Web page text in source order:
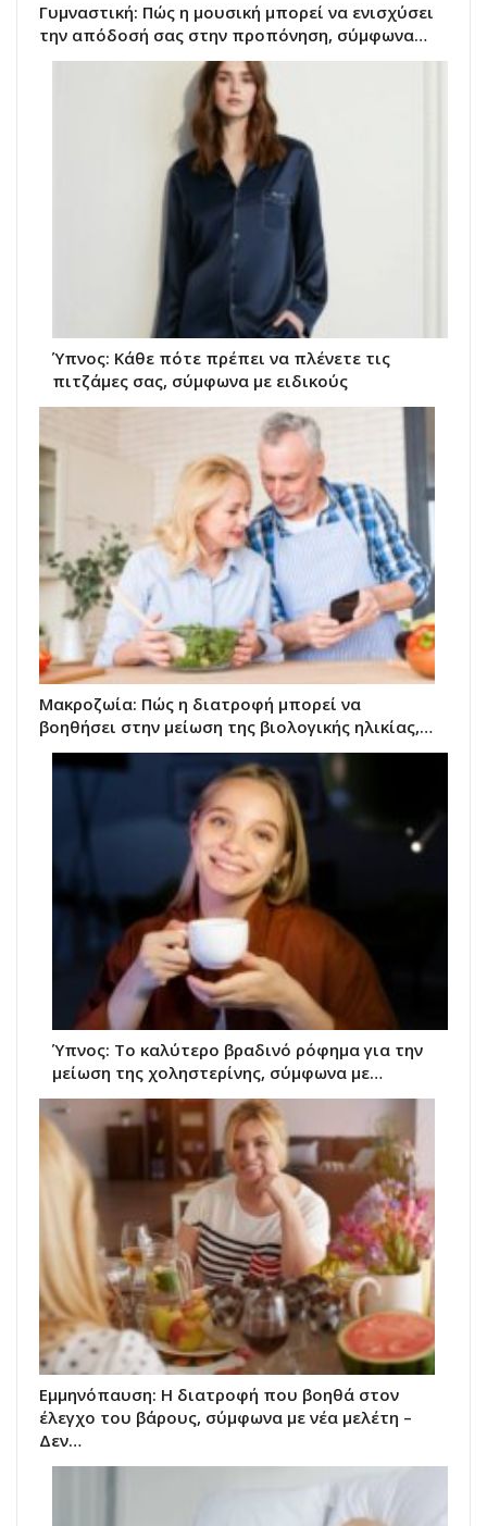
Γυμναστική: Πώς η μουσική μπορεί να ενισχύσει
την απόδοσή σας στην προπόνηση, σύμφωνα…
Ύπνος: Κάθε πότε πρέπει να πλένετε τις
πιτζάμες σας, σύμφωνα με ειδικούς
Μακροζωία: Πώς η διατροφή μπορεί να
βοηθήσει στην μείωση της βιολογικής ηλικίας,…
Ύπνος: Το καλύτερο βραδινό ρόφημα για την
μείωση της χοληστερίνης, σύμφωνα με…
Εμμηνόπαυση: Η διατροφή που βοηθά στον
έλεγχο του βάρους, σύμφωνα με νέα μελέτη –
Δεν…